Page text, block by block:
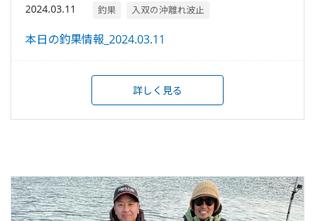
2024.03.11 釣果 入双の沖離れ波止
本日の釣果情報_2024.03.11
詳しく見る